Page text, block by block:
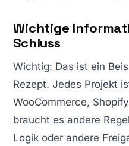
Wichtige
Schluss
Wichtig: Das ist ein
Rezept. Jedes Projekt
WooCommerce,
braucht es andere
Logik oder andere